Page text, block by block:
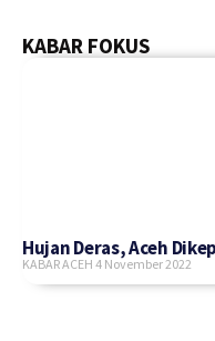
KABAR FOKUS
Hujan Deras, Aceh
KABAR ACEH 4 November 2022